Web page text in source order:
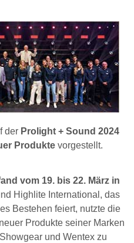
der Prolight + Sound 2024
Produkte vorgestellt.
vom 19. bis 22. März in
Highlite International, das
Bestehen feiert, nutzte die
Produkte seiner Marken
und Wentex zu